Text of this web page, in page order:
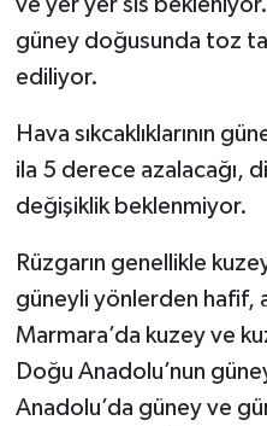
güney doğusunda toz
ediliyor.
Hava sıkcaklıklarının
ila 5 derece azalacağı,
değişiklik beklenmiyor.
Rüzgarın genellikle
güneyli yönlerden hafif,
Marmara’da kuzey ve
Doğu Anadolu’nun
Anadolu’da güney ve